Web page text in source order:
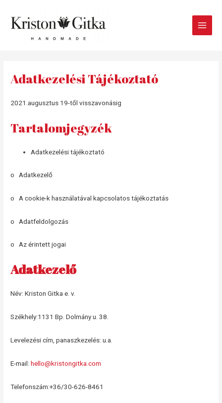
Main
Adatkezelési Tájékoztató
2021.augusztus 19-től visszavonásig
Tartalomjegyzék
Adatkezelési tájékoztató
o Adatkezelő
o A cookie-k használatával kapcsolatos tájékoztatás
o Adatfeldolgozás
o Az érintett jogai
Adatkezelő
Név: Kriston Gitka e. v.
Székhely:1131 Bp. Dolmány u. 38.
Levelezési cím, panaszkezelés: u.a.
E-mail:hello@kristongitka.com
Telefonszám:+36/30-626-8461